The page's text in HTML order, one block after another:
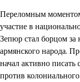
Переломным
участие в
Зепюр стал борцом за
армянского народа.
начал активно
против